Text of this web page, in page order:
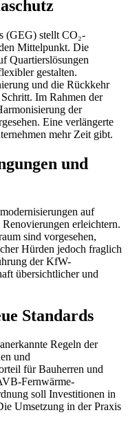
(GEG) stellt CO₂-
Mittelpunkt. Die
Quartierslösungen
gestalten.
und die Rückkehr
Im Rahmen der
der
Eine verlängerte
mehr Zeit gibt.
und
auf
erleichtern.
sind vorgesehen,
Hürden jedoch fraglich
der KfW-
übersichtlicher und
Standards
Regeln der
und
für Bauherren und
Fernwärme-
soll Investitionen in
Umsetzung in der Praxis